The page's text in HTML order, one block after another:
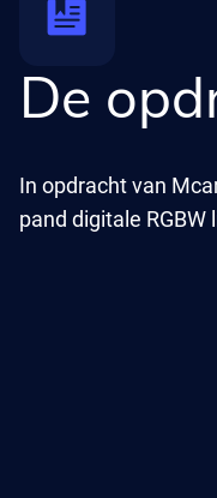
De
In opdracht van
pand digitale